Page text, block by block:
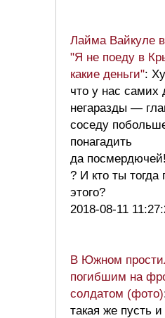
Лайма Вайкуле
"Я не поеду в
какие деньги":
что у нас самих
негаразды —
соседу
понагадить
да
? И кто ты тогда
этого?
2018-08-11
В Южном
погибшим на
солдатом (фото)
такая же пусть